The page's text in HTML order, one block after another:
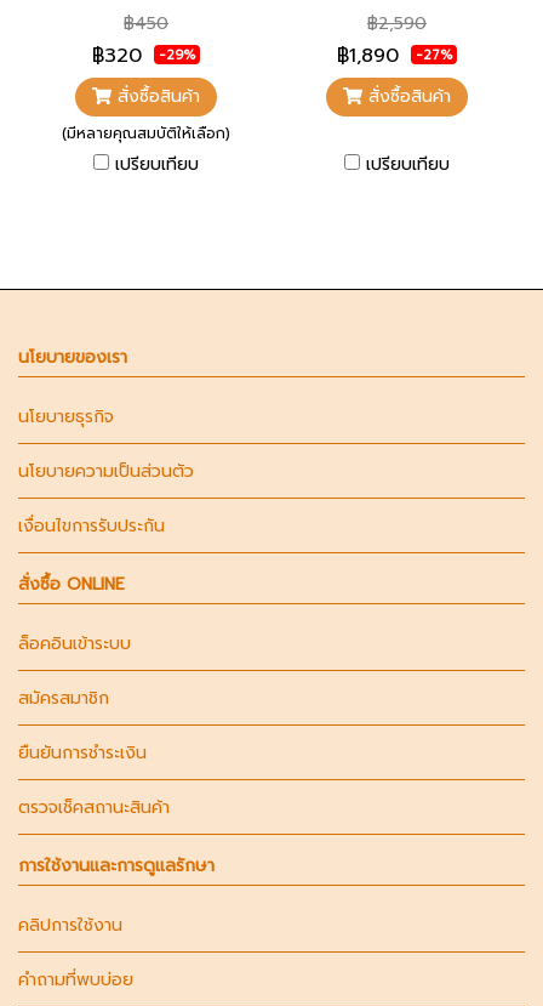
filter basket 1 shot 2 shot
อุปกรณ์ตรงรุ่น SN6570
฿450
฿320 -29%
สั่งซื้อสินค้า
(มีหลายคุณสมบัติให้เลือก)
เปรียบเทียบ
เฉพาะก้านชง**
฿2,590
฿1,890 -27%
สั่งซื้อสินค้า
เปรียบเทียบ
นโยบายของเรา
นโยบายธุรกิจ
นโยบายความเป็นส่วนตัว
เงื่อนไขการรับประกัน
สั่งซื้อ ONLINE
ล็อคอินเข้าระบบ
สมัครสมาชิก
ยืนยันการชำระเงิน
ตรวจเช็คสถานะสินค้า
การใช้งานและการดูแลรักษา
คลิปการใช้งาน
คำถามที่พบบ่อย